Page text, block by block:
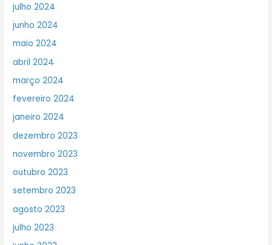
julho 2024
junho 2024
maio 2024
abril 2024
março 2024
fevereiro 2024
janeiro 2024
dezembro 2023
novembro 2023
outubro 2023
setembro 2023
agosto 2023
julho 2023